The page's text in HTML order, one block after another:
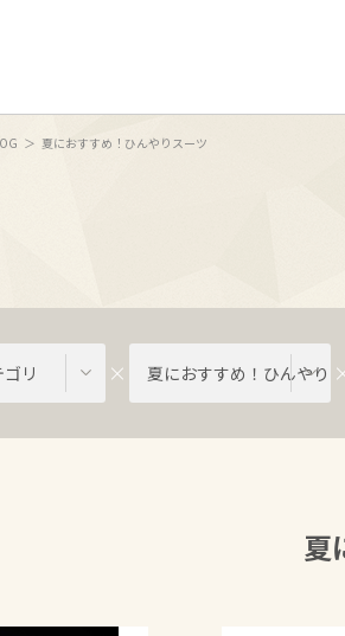
夏におすすめ！ひんやりスーツ
リ 夏におすすめ！ひんやり
夏